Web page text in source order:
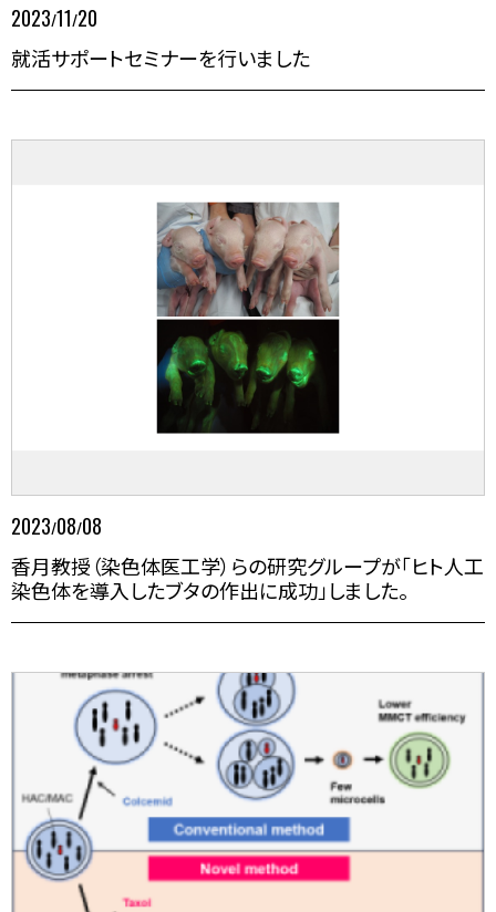
2023/11/20
就活サポートセミナーを行いました
2023/08/08
香月教授（染色体医工学）らの研究グループが「ヒト⼈⼯
染⾊体を導⼊したブタの作出に成功」しました。